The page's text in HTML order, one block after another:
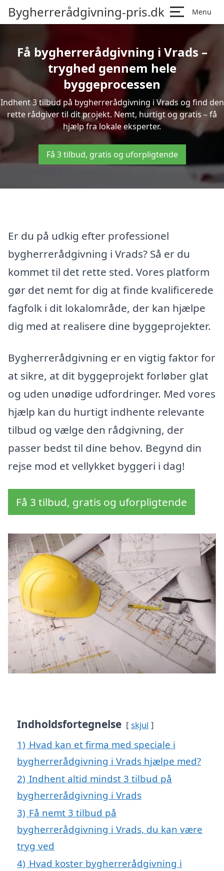
Bygherrerådgivning-pris.dk Menu
Få bygherrerådgivning i Vrads –
tryghed gennem hele
byggeprocessen
Indhent 3 tilbud på bygherrerådgivning i Vrads og find den
rette rådgiver til dit projekt. Nemt, hurtigt og gratis – få
hjælp fra lokale eksperter.
Få 3 tilbud, gratis og uforpligtende
Er du på udkig efter professionel
bygherrerådgivning i Vrads? Så er du
kommet til det rette sted. Vores platform
gør det nemt for dig at finde kvalificerede
fagfolk i dit lokalområde, der kan hjælpe
dig med at realisere dine byggeprojekter.
Bygherrerådgivning er en vigtig faktor for
at sikre, at dit byggeprojekt forløber glat
og uden unødige udfordringer. Med vores
hjælp kan du hurtigt indhente relevante
tilbud og vælge den rådgivning, der
passer bedst til dine behov. Begynd din
rejse mod et vellykket byggeri i dag!
Få 3 tilbud, gratis og uforpligtende
Indholdsfortegnelse skjul
1) Hvad kan et firma med speciale i
bygherrerådgivning i Vrads hjælpe med?
2) Indhent altid mindst 3 tilbud på
bygherrerådgivning i Vrads
3) Få nemt 3 tilbud på
bygherrerådgivning i Vrads, du kan være
tryg ved
4) Hvad koster bygherrerådgivning i